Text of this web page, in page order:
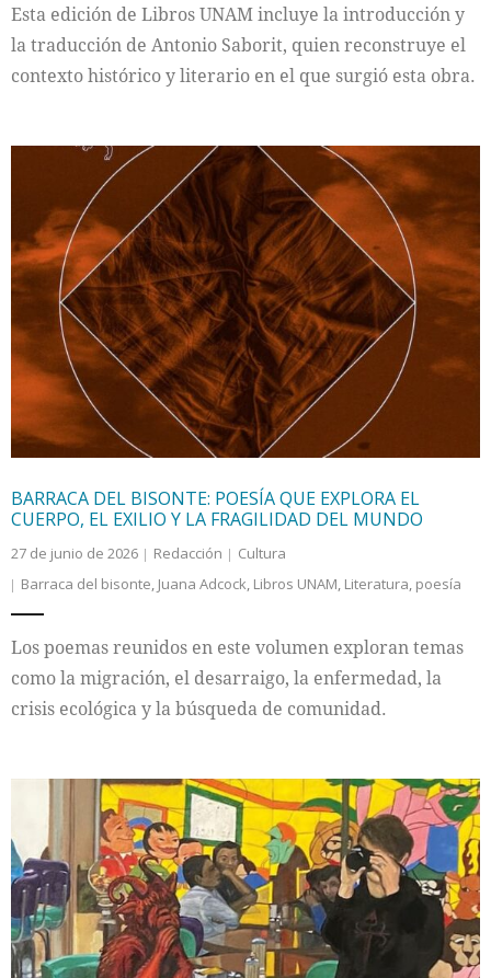
Esta edición de Libros UNAM incluye la introducción y
la traducción de Antonio Saborit, quien reconstruye el
contexto histórico y literario en el que surgió esta obra.
BARRACA DEL BISONTE: POESÍA QUE EXPLORA EL
CUERPO, EL EXILIO Y LA FRAGILIDAD DEL MUNDO
27 de junio de 2026 Redacción
Cultura
Barraca del bisonte, Juana Adcock, Libros UNAM, Literatura, poesía
Los poemas reunidos en este volumen exploran temas
como la migración, el desarraigo, la enfermedad, la
crisis ecológica y la búsqueda de comunidad.